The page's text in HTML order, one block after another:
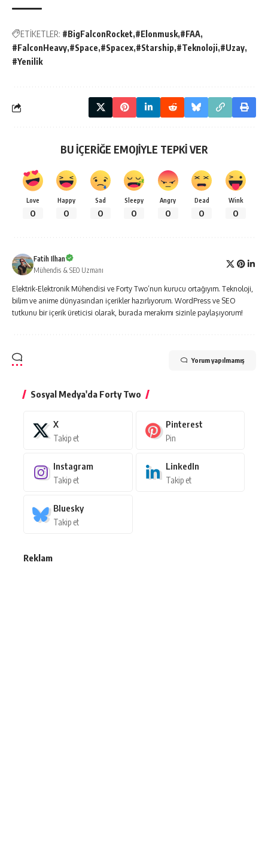
ETİKETLER: #BigFalconRocket #Elonmusk #FAA
#FalconHeavy #Space #Spacex #Starship #Teknoloji #Uzay
#Yenilik
BU İÇERİĞE EMOJİYLE TEPKİ VER
Love
0
Happy
0
Sad
0
Sleepy
0
Angry
0
Dead
0
Wink
0
Fatih Ilhan
Mühendis & SEO Uzmanı
Elektrik-Elektronik Mühendisi ve Forty Two’nun kurucu ortağıyım. Teknoloji,
bilim ve anime dünyasından içerikler hazırlıyorum. WordPress ve SEO
tutkunu bir içerik üreticisi olarak, burada merakımı sizinle paylaşıyorum!
Yorum yapılmamış
Sosyal Medya'da Forty Two
X
Takip et
Pinterest
Pin
Instagram
Takip et
LinkedIn
Takip et
Bluesky
Takip et
Reklam